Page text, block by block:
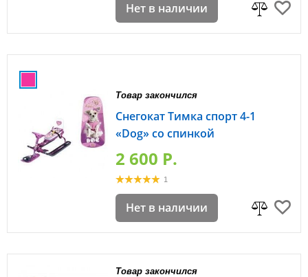
Нет в наличии
Товар закончился
Снегокат Тимка спорт 4-1
«Dog» со спинкой
2 600 P.
1
Нет в наличии
Товар закончился